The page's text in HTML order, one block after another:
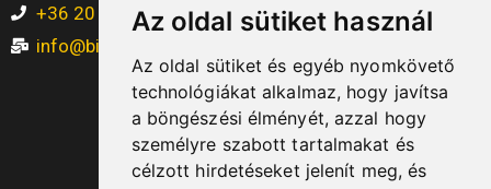
Az oldal sütiket használ
Az oldal sütiket és egyéb nyomkövető
technológiákat alkalmaz, hogy javítsa
a böngészési élményét, azzal hogy
személyre szabott tartalmakat és
célzott hirdetéseket jelenít meg, és
+36 20 463 5257
info@bistro17.hu